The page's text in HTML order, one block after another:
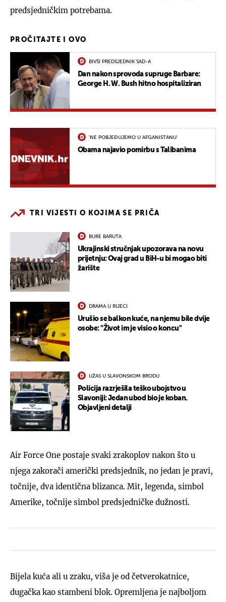
predsjedničkim potrebama.
PROČITAJTE I OVO
BIVŠI PREDSJEDNIK SAD-A
Dan nakon sprovoda supruge Barbare:
George H. W. Bush hitno hospitaliziran
'NE POBJEĐUJEMO U AFGANISTANU'
Obama najavio pomirbu s Talibanima
TRI VIJESTI O KOJIMA SE PRIČA
BURE BARUTA
Ukrajinski stručnjak upozorava na novu
prijetnju: Ovaj grad u BiH-u bi mogao biti
žarište
DRAMA U RIJECI
Urušio se balkon kuće, na njemu bile dvije
osobe: "Život im je visio o koncu"
UŽAS U SLAVONSKOM BRODU
Policija razrješila teško ubojstvo u
Slavoniji: Jedan ubod bio je koban.
Objavljeni detalji
Air Force One postaje svaki zrakoplov nakon što u
njega zakorači američki predsjednik, no jedan je pravi,
točnije, dva identična blizanca. Mit, legenda, simbol
Amerike, točnije simbol predsjedničke dužnosti.
Bijela kuća ali u zraku, viša je od četverokatnice,
dugačka kao stambeni blok. Opremljena je najboljom